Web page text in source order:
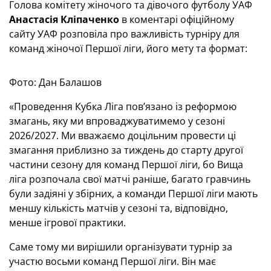
Голова комітету жіночого та дівочого футболу УАФ
Анастасія Кліпаченко в коментарі офіційному
сайту УАФ розповіла про важливість турніру для
команд жіночої Першої ліги, його мету та формат:
Фото: Дан Балашов
«Проведення Кубка Ліга пов’язано із реформою
змагань, яку ми впроваджуватимемо у сезоні
2026/2027. Ми вважаємо доцільним провести ці
змагання приблизно за тиждень до старту другої
частини сезону для команд Першої ліги, бо Вища
ліга розпочала свої матчі раніше, багато гравчинь
були задіяні у збірних, а команди Першої ліги мають
меншу кількість матчів у сезоні та, відповідно,
менше ігрової практики.
Саме тому ми вирішили організувати турнір за
участю восьми команд Першої ліги. Він має